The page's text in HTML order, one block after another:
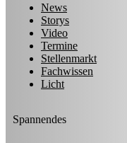
News
Storys
Video
Termine
Stellenmarkt
Fachwissen
Licht
Spannendes